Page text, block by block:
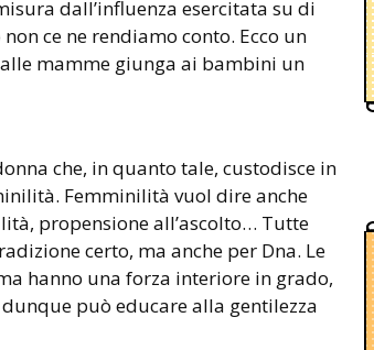
dall’influenza esercitata su di
ce ne rendiamo conto. Ecco un
mamme giunga ai bambini un
che, in quanto tale, custodisce in
Femminilità vuol dire anche
propensione all’ascolto… Tutte
certo, ma anche per Dna. Le
hanno una forza interiore in grado,
può educare alla gentilezza